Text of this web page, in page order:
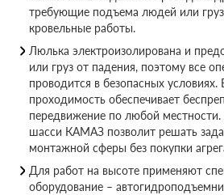
требующие подъема людей или
кровельные работы.
Люлька электроизолирована и
или груз от падения, поэтому все
проводится в безопасных условиях.
проходимость обеспечивает
передвижение по любой
шасси КАМАЗ позволит решать
монтажной сферы без покупки
Для работ на высоте применяют
оборудование –